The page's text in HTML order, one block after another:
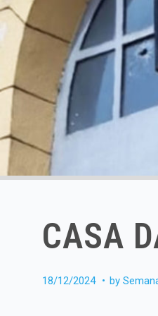
CASA
18/12/2024 by